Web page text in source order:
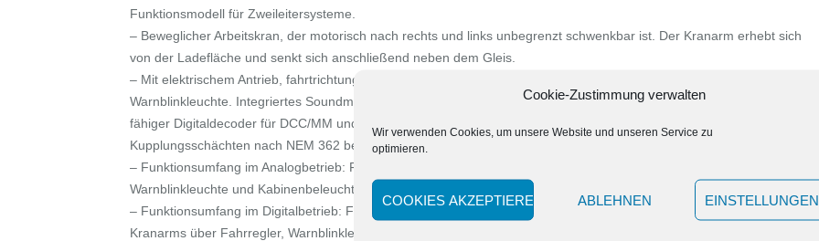
Cookie-Zustimmung verwalten
Wir verwenden Cookies, um unsere Website und unseren Service zu
optimieren.
COOKIES AKZEPTIEREN ABLEHNEN EINSTELLUNGEN
2L
Menge
Funktionsmodell für Zweileitersysteme.
– Beweglicher Arbeitskran, der motorisch nach rechts und links unbegrenzt schwenkbar ist. Der Kranarm erhebt sich
von der Ladefläche und senkt sich anschließend neben dem Gleis.
– Mit elektrischem Antrieb, fahrtrichtungsabhängiger Dreilicht-Spitzenbeleuchtung bzw. roten Schlussleuchten, gelber
Warnblinkleuchte. Integriertes Soundmodul für Pfeife und verschiedene betriebsabhängige Geräusche. RailCom-
fähiger Digitaldecoder für DCC/MM und Analogbetrieb (DC/AC) mit integriertem Stromspeicher. Mit
Kupplungsschächten nach NEM 362 beidseitig, Kurzkupplungskinematik und beiliegender Systemkupplung.
– Funktionsumfang im Analogbetrieb: Fahrmodus vorwärts/rückwärts, Bewegung des Kranarms möglich,
Warnblinkleuchte und Kabinenbeleuchtung aktiv, Sound aktiv (Lautstärke einstellbar über CV), Licht aktiv.
– Funktionsumfang im Digitalbetrieb: Fahrmodus vorwärts/rückwärts, schaltbare Funktionen: Bewegung des
Kranarms über Fahrregler, Warnblinkleuchte, Kabinenbeleuchtung, Sound (Lautstärke einstellbar über CV), Pfeife,